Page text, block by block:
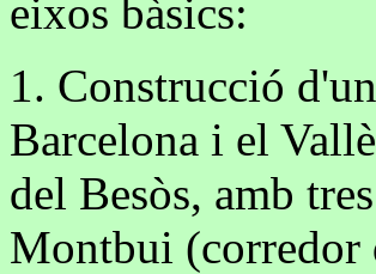
eixos bàsics:
1. Construcció
Barcelona i el
del Besòs, amb
Montbui (corredor